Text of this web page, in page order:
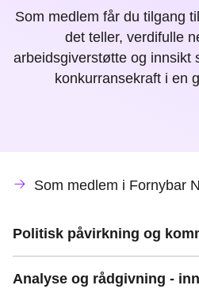
Som medlem får du tilgang
det teller, verdifulle
arbeidsgiverstøtte og innsikt
konkurransekraft i en
Som medlem i Fornybar
Politisk påvirkning og
Analyse og rådgivning -